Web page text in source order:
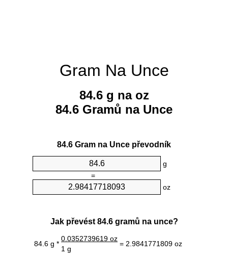
Gram Na Unce
84.6 g na oz
84.6 Gramů na Unce
84.6 Gram na Unce převodník
g
=
oz
Jak převést 84.6 gramů na unce?
84.6 g *
0.0352739619 oz
= 2.9841771809 oz
1 g